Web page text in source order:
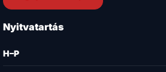
Nyitvatartás
H–P